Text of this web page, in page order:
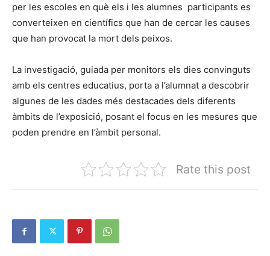
per les escoles en què els i les alumnes participants es
converteixen en científics que han de cercar les causes
que han provocat la mort dels peixos.
La investigació, guiada per monitors els dies convinguts
amb els centres educatius, porta a l’alumnat a descobrir
algunes de les dades més destacades dels diferents
àmbits de l’exposició, posant el focus en les mesures que
poden prendre en l’àmbit personal.
Rate this post